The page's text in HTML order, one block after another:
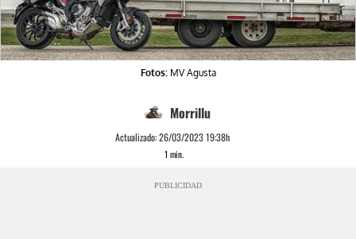
Fotos:MV Agusta
Morrillu
Actualizado:26/03/2023 19:38h
1 min.
PUBLICIDAD